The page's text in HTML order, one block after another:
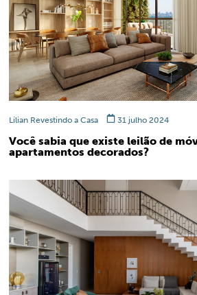
Lilian Revestindo a Casa 31 julho 2024
Você sabia que existe leilão de
apartamentos decorados?